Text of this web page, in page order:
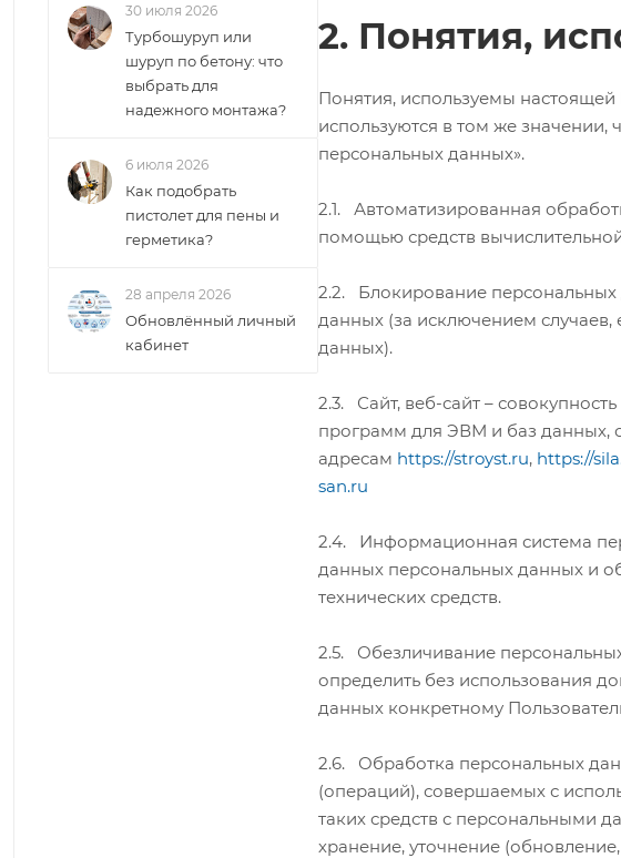
2. Понятия,
Понятия, используемы
используются в том же значении,
персональных данных».
2.1. Автоматизированная
помощью средств
2.2. Блокирование
данных (за исключением
данных).
2.3. Сайт, веб-сайт –
программ для ЭВМ и баз данных,
адресам https://stroyst.ru, https://
san.ru
2.4. Информационная система
данных персональных данных и
технических средств.
2.5. Обезличивание
определить без использования
данных конкретному
2.6. Обработка персональных
(операций), совершаемых с
таких средств с персональными
хранение, уточнение
30 июля 2026
Турбошуруп или
шуруп по бетону: что
выбрать для
надежного монтажа?
6 июля 2026
Как подобрать
пистолет для пены и
герметика?
28 апреля 2026
Обновлённый личный
кабинет